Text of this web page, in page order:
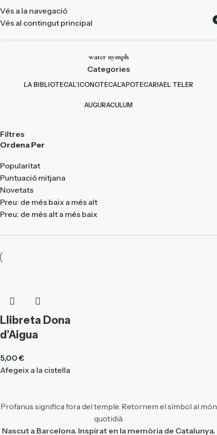
Vés a la navegació
Vés al contingut principal
water nymph
Categories
LA BIBLIOTECAL’ICONOTECAL’APOTECARIAEL TELER
AUGURACULUM
Filtres
Ordena Per
Popularitat
Puntuació mitjana
Novetats
Preu: de més baix a més alt
Preu: de més alt a més baix
Llibreta Dona
d’Aigua
5,00€
Afegeix a la cistella
Profanus significa fora del temple. Retornem el símbol al món
quotidià.
Nascut a Barcelona. Inspirat en la memòria de Catalunya.